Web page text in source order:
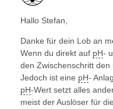
Hallo Stefan,
Danke für dein Lob an
Wenn du direkt auf pH-
den Zwischenschritt den
Jedoch ist eine pH-
pH-Wert setzt alles
meist der Auslöser für